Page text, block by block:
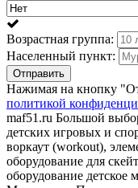
Возрастная группа:
Населенный пункт:
Отправить
Нажимая на кнопку
политикой
maf51.ru Большой
детских игровых и
воркаут (workout),
оборудование для
оборудование детское